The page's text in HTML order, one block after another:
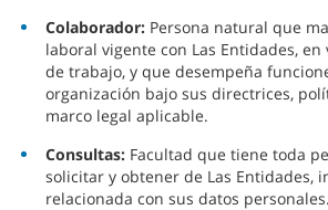
Colaborador:Persona natural que
laboral vigente con Las Entidades,
de trabajo, y que desempeña
organización bajo sus directrices,
marco legal aplicable.
Consultas:Facultad que tiene toda
solicitar y obtener de Las Entidades,
relacionada con sus datos personales.